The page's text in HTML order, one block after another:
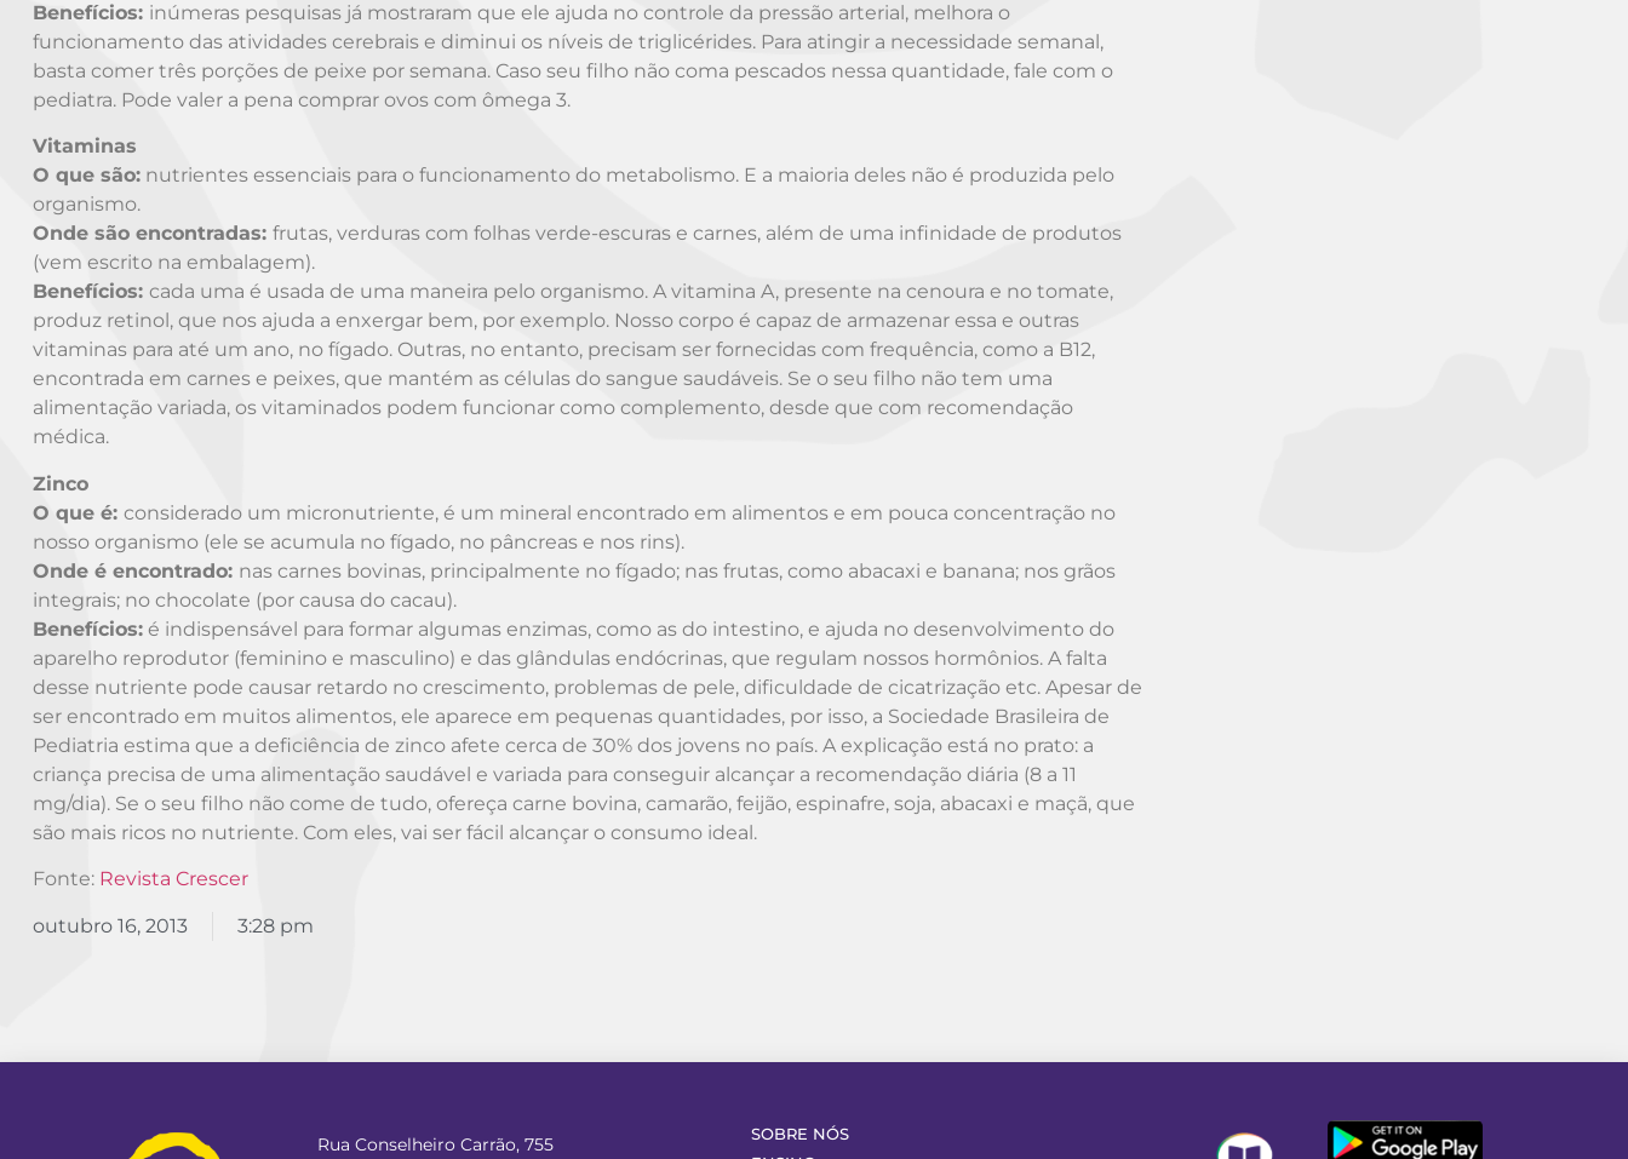
Benefícios: inúmeras pesquisas já mostraram que ele ajuda no controle da pressão arterial, melhora o
funcionamento das atividades cerebrais e diminui os níveis de triglicérides. Para atingir a necessidade semanal,
basta comer três porções de peixe por semana. Caso seu filho não coma pescados nessa quantidade, fale com o
pediatra. Pode valer a pena comprar ovos com ômega 3.
Vitaminas
O que são: nutrientes essenciais para o funcionamento do metabolismo. E a maioria deles não é produzida pelo
organismo.
Onde são encontradas: frutas, verduras com folhas verde-escuras e carnes, além de uma infinidade de produtos
(vem escrito na embalagem).
Benefícios: cada uma é usada de uma maneira pelo organismo. A vitamina A, presente na cenoura e no tomate,
produz retinol, que nos ajuda a enxergar bem, por exemplo. Nosso corpo é capaz de armazenar essa e outras
vitaminas para até um ano, no fígado. Outras, no entanto, precisam ser fornecidas com frequência, como a B12,
encontrada em carnes e peixes, que mantém as células do sangue saudáveis. Se o seu filho não tem uma
alimentação variada, os vitaminados podem funcionar como complemento, desde que com recomendação
médica.
Zinco
O que é: considerado um micronutriente, é um mineral encontrado em alimentos e em pouca concentração no
nosso organismo (ele se acumula no fígado, no pâncreas e nos rins).
Onde é encontrado: nas carnes bovinas, principalmente no fígado; nas frutas, como abacaxi e banana; nos grãos
integrais; no chocolate (por causa do cacau).
Benefícios: é indispensável para formar algumas enzimas, como as do intestino, e ajuda no desenvolvimento do
aparelho reprodutor (feminino e masculino) e das glândulas endócrinas, que regulam nossos hormônios. A falta
desse nutriente pode causar retardo no crescimento, problemas de pele, dificuldade de cicatrização etc. Apesar de
ser encontrado em muitos alimentos, ele aparece em pequenas quantidades, por isso, a Sociedade Brasileira de
Pediatria estima que a deficiência de zinco afete cerca de 30% dos jovens no país. A explicação está no prato: a
criança precisa de uma alimentação saudável e variada para conseguir alcançar a recomendação diária (8 a 11
mg/dia). Se o seu filho não come de tudo, ofereça carne bovina, camarão, feijão, espinafre, soja, abacaxi e maçã, que
são mais ricos no nutriente. Com eles, vai ser fácil alcançar o consumo ideal.
Fonte: Revista Crescer
outubro 16, 2013 3:28 pm
Rua Conselheiro Carrão, 755
SOBRE NÓS